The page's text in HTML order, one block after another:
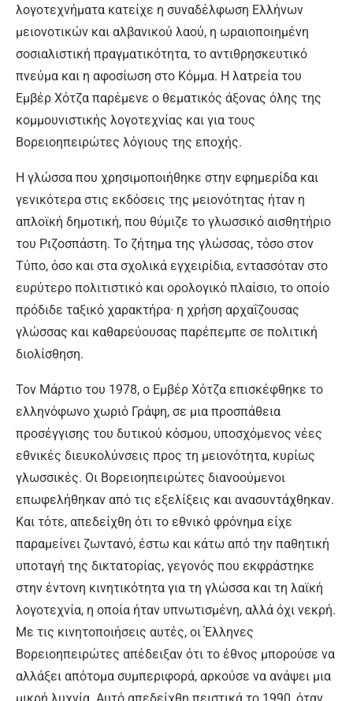
λογοτεχνήματα κατείχε η συναδέλφωση Ελλήνων
μειονοτικών και αλβανικού λαού, η ωραιοποιημένη
σοσιαλιστική πραγματικότητα, το αντιθρησκευτικό
πνεύμα και η αφοσίωση στο Κόμμα. Η λατρεία του
Εμβέρ Χότζα παρέμενε ο θεματικός άξονας όλης της
κομμουνιστικής λογοτεχνίας και για τους
Βορειοηπειρώτες λόγιους της εποχής.
Η γλώσσα που χρησιμοποιήθηκε στην εφημερίδα και
γενικότερα στις εκδόσεις της μειονότητας ήταν η
απλοϊκή δημοτική, που θύμιζε το γλωσσικό αισθητήριο
του Ριζοσπάστη. Το ζήτημα της γλώσσας, τόσο στον
Τύπο, όσο και στα σχολικά εγχειρίδια, εντασσόταν στο
ευρύτερο πολιτιστικό και ορολογικό πλαίσιο, το οποίο
πρόδιδε ταξικό χαρακτήρα· η χρήση αρχαΐζουσας
γλώσσας και καθαρεύουσας παρέπεμπε σε πολιτική
διολίσθηση.
Τον Μάρτιο του 1978, ο Εμβέρ Χότζα επισκέφθηκε το
ελληνόφωνο χωριό Γράψη, σε μια προσπάθεια
προσέγγισης του δυτικού κόσμου, υποσχόμενος νέες
εθνικές διευκολύνσεις προς τη μειονότητα, κυρίως
γλωσσικές. Οι Βορειοηπειρώτες διανοούμενοι
επωφελήθηκαν από τις εξελίξεις και ανασυντάχθηκαν.
Και τότε, απεδείχθη ότι το εθνικό φρόνημα είχε
παραμείνει ζωντανό, έστω και κάτω από την παθητική
υποταγή της δικτατορίας, γεγονός που εκφράστηκε
στην έντονη κινητικότητα για τη γλώσσα και τη λαϊκή
λογοτεχνία, η οποία ήταν υπνωτισμένη, αλλά όχι νεκρή.
Με τις κινητοποιήσεις αυτές, οι Έλληνες
Βορειοηπειρώτες απέδειξαν ότι το έθνος μπορούσε να
αλλάξει απότομα συμπεριφορά, αρκούσε να ανάψει μια